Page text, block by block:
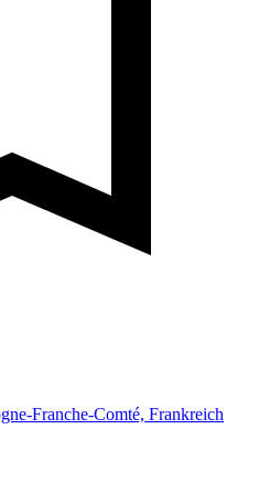
Franche-Comté, Frankreich